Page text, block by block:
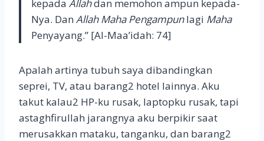
kepada Allahdan memohon ampun kepada-
Nya. Dan Allah Maha Pengampunlagi Maha
Penyayang.” [Al-Maa’idah: 74]
Apalah artinya tubuh saya dibandingkan
seprei, TV, atau barang2 hotel lainnya. Aku
takut kalau2 HP-ku rusak, laptopku rusak, tapi
astaghfirullah jarangnya aku berpikir saat
merusakkan mataku, tanganku, dan barang2